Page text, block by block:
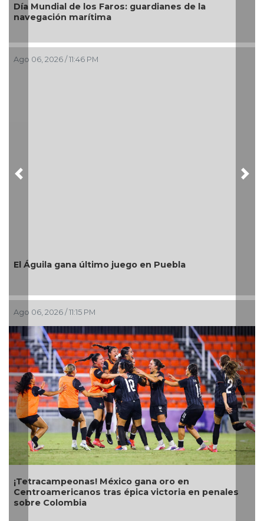
Habitantes de Chocaman tiran bardas de
exigen obras de pavimentación y drenaje
Ago 06, 2026 / 10:43 PM
Con transmisión especial y emotivo convivio
Previous